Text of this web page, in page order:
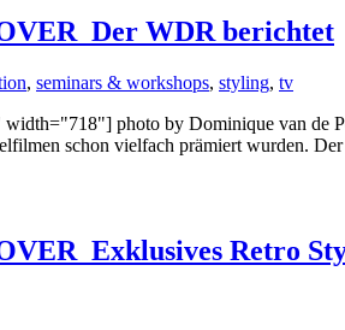
WDR berichtet
, seminars & workshops, styling, tv
photo by Dominique van de
schon vielfach prämiert wurden.
Retro